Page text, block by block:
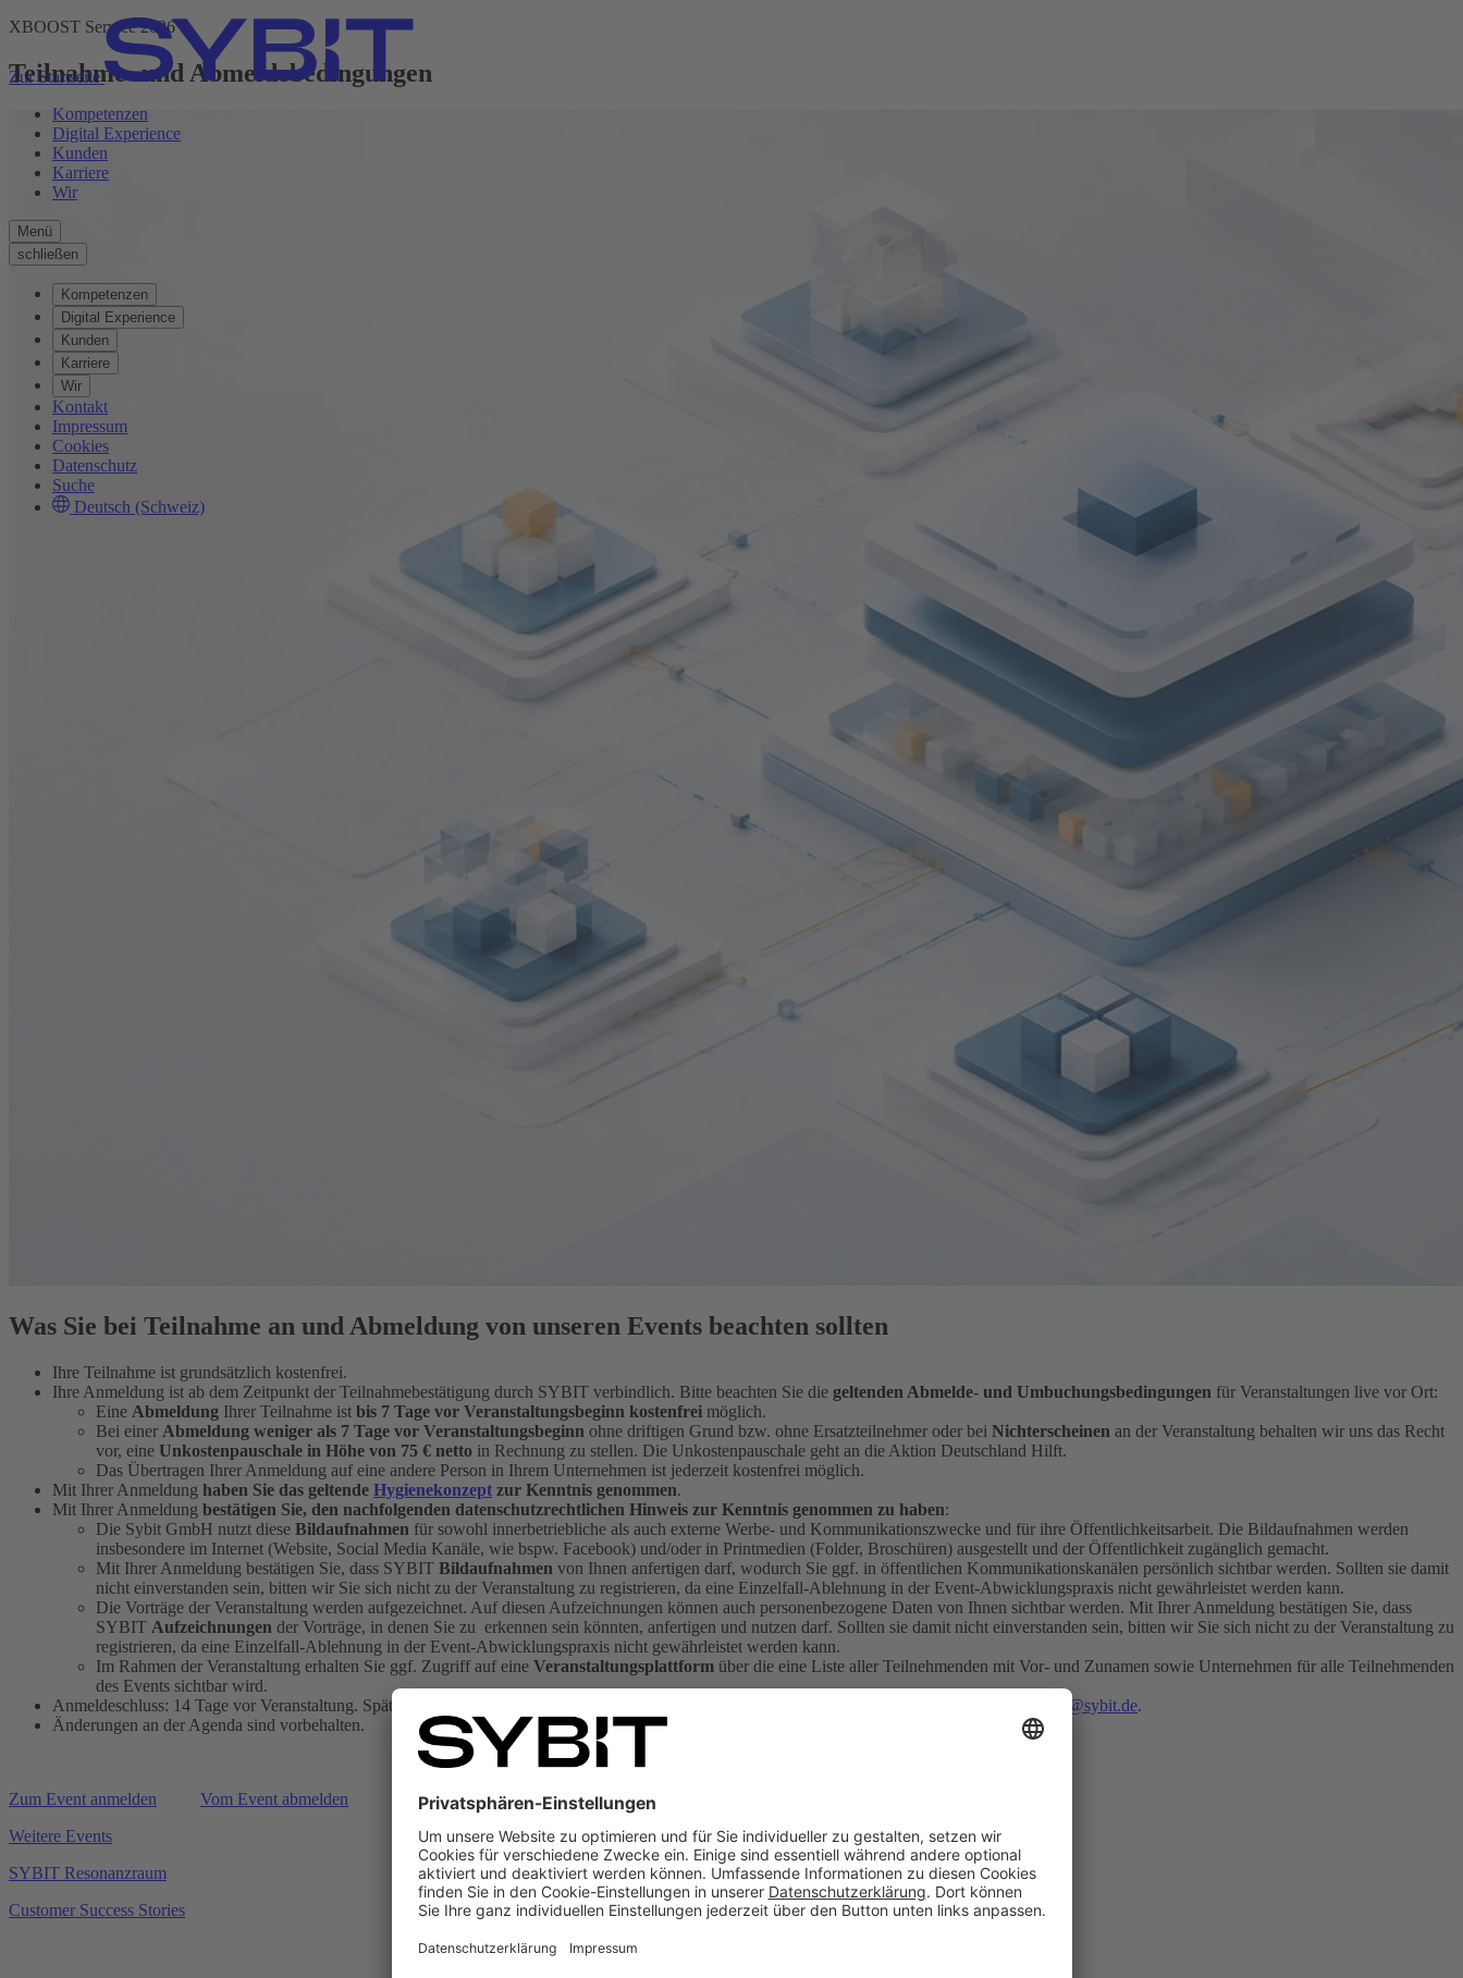
Zur Startseite
Kompetenzen
Digital Experience
Kunden
Karriere
Wir
Menü
schließen
Kompetenzen
Digital Experience
Kunden
Karriere
Wir
Kontakt
Impressum
Cookies
Datenschutz
Suche
Deutsch (Schweiz)
XBOOST Service 2026
Teilnahme- und Abmeldebedingungen
Was Sie bei Teilnahme an und Abmeldung von unseren Events beachten sollten
Ihre Teilnahme ist grundsätzlich kostenfrei.
Ihre Anmeldung ist ab dem Zeitpunkt der Teilnahmebestätigung durch SYBIT verbindlich. Bitte beachten Sie die geltenden Abmelde- und Umbuchungsbedingungen für Veranstaltungen live vor Ort:
Eine Abmeldung Ihrer Teilnahme ist bis 7 Tage vor Veranstaltungsbeginn kostenfrei möglich.
Bei einer Abmeldung weniger als 7 Tage vor Veranstaltungsbeginn ohne driftigen Grund bzw. ohne Ersatzteilnehmer oder bei Nichterscheinen an der Veranstaltung behalten wir uns das Recht
vor, eine Unkostenpauschale in Höhe von 75 € netto in Rechnung zu stellen. Die Unkostenpauschale geht an die Aktion Deutschland Hilft.
Das Übertragen Ihrer Anmeldung auf eine andere Person in Ihrem Unternehmen ist jederzeit kostenfrei möglich.
Mit Ihrer Anmeldung haben Sie das geltende Hygienekonzept zur Kenntnis genommen.
Mit Ihrer Anmeldung bestätigen Sie, den nachfolgenden datenschutzrechtlichen Hinweis zur Kenntnis genommen zu haben:
Die Sybit GmbH nutzt diese Bildaufnahmen für sowohl innerbetriebliche als auch externe Werbe- und Kommunikationszwecke und für ihre Öffentlichkeitsarbeit. Die Bildaufnahmen werden
insbesondere im Internet (Website, Social Media Kanäle, wie bspw. Facebook) und/oder in Printmedien (Folder, Broschüren) ausgestellt und der Öffentlichkeit zugänglich gemacht.
Mit Ihrer Anmeldung bestätigen Sie, dass SYBIT Bildaufnahmen von Ihnen anfertigen darf, wodurch Sie ggf. in öffentlichen Kommunikationskanälen persönlich sichtbar werden. Sollten sie damit
nicht einverstanden sein, bitten wir Sie sich nicht zu der Veranstaltung zu registrieren, da eine Einzelfall-Ablehnung in der Event-Abwicklungspraxis nicht gewährleistet werden kann.
Die Vorträge der Veranstaltung werden aufgezeichnet. Auf diesen Aufzeichnungen können auch personenbezogene Daten von Ihnen sichtbar werden. Mit Ihrer Anmeldung bestätigen Sie, dass
SYBIT Aufzeichnungen der Vorträge, in denen Sie zu erkennen sein könnten, anfertigen und nutzen darf. Sollten sie damit nicht einverstanden sein, bitten wir Sie sich nicht zu der Veranstaltung zu
registrieren, da eine Einzelfall-Ablehnung in der Event-Abwicklungspraxis nicht gewährleistet werden kann.
Im Rahmen der Veranstaltung erhalten Sie ggf. Zugriff auf eine Veranstaltungsplattform über die eine Liste aller Teilnehmenden mit Vor- und Zunamen sowie Unternehmen für alle Teilnehmenden
des Events sichtbar wird.
Anmeldeschluss: 14 Tage vor Veranstaltung. Spätere Anmeldungen sind nur auf Anfrage möglich. Wenden Sie sich bei Bedarf gerne direkt an
event@sybit.de.
Änderungen an der Agenda sind vorbehalten.
Zum Event anmelden
Vom Event abmelden
Weitere Events
SYBIT Resonanzraum
Customer Success Stories